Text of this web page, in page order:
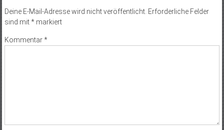
Deine E-Mail-Adresse wird nicht veröffentlicht. Erforderliche Felder
sind mit*markiert
Kommentar*